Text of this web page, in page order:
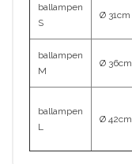
ballampen
S
Ø 31cm
ballampen
M
Ø 36cm
ballampen
L
Ø 42cm